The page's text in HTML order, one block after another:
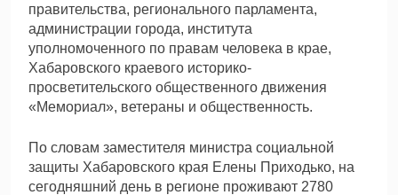
правительства, регионального парламента,
администрации города, института
уполномоченного по правам человека в крае,
Хабаровского краевого историко-
просветительского общественного движения
«Мемориал», ветераны и общественность.
По словам заместителя министра социальной
защиты Хабаровского края Елены Приходько, на
сегодняшний день в регионе проживают 2780